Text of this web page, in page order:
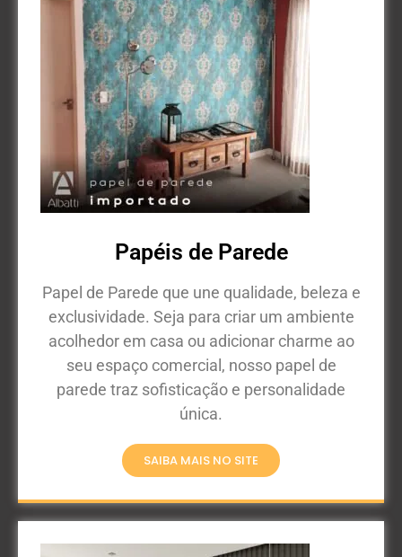
Papéis de Parede
Papel de Parede que une qualidade, beleza e
exclusividade. Seja para criar um ambiente
acolhedor em casa ou adicionar charme ao
seu espaço comercial, nosso papel de
parede traz sofisticação e personalidade
única.
SAIBA MAIS NO SITE